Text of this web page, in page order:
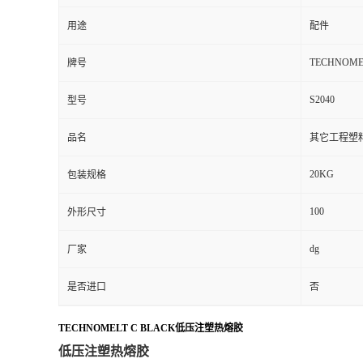
用途 配件
牌号
型号 S2040
品名 其它工程塑
包装规格 20KG
外形尺寸 100
厂家 dg
是否进口 否
TECHNOMELT C BLACK低压注塑热熔胶
低压注塑热熔胶